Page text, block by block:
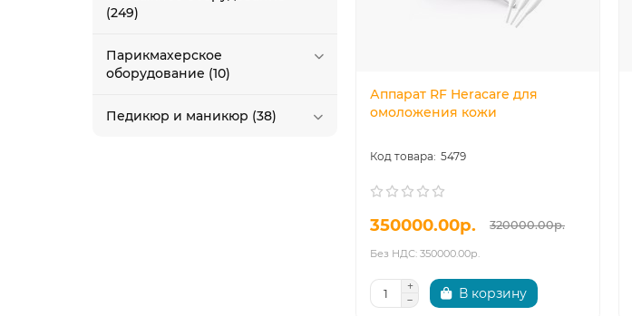
(249)
Парикмахерское
оборудование (10)
Педикюр и маникюр (38)
Аппарат RF Heracare для
омоложения кожи
5479
350000.00р. 320000.00р.
Без НДС: 350000.00р.
В корзину